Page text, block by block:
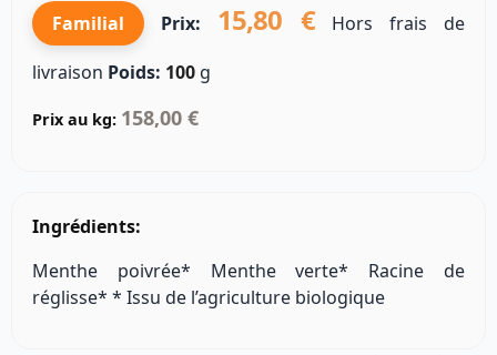
Familial Prix: 15,80 €Hors frais de
livraison Poids: 100 g
Prix au kg: 158,00 €
Ingrédients:
Menthe poivrée* Menthe verte* Racine de
réglisse* * Issu de l’agriculture biologique